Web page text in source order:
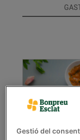
Gestió del